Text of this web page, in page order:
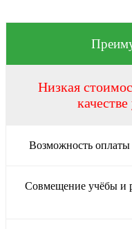
Низкая
Возможность оплаты
Совмещение учёбы и